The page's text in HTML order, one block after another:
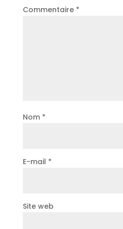
Commentaire *
Nom *
E-mail *
Site web